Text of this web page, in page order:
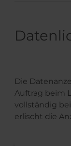
Die
Auftrag beim
vollständig
erlischt die